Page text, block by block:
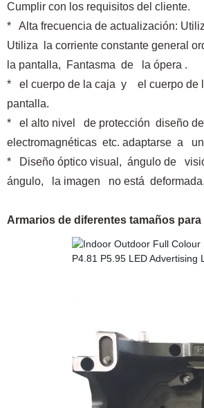
Cumplir con los requisitos del cliente.
*
Alta frecuencia de actualización:
Utiliza
la corriente constante general
la pantalla, Fantasma de
la ópera .
*
el cuerpo de la caja y el cuerpo de
pantalla.
*
el alto nivel de protección diseño
electromagnéticas etc. adaptarse a
*
Diseño óptico visual, ángulo de
ángulo,
la imagen no está deformada,
Armarios de diferentes tamaños